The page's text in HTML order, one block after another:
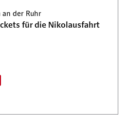
der Ruhr
für die Nikolausfahrt